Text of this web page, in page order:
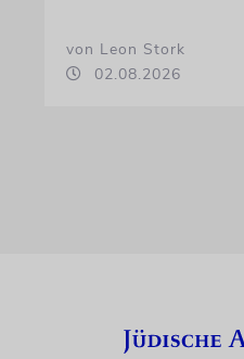
von Leon Stork
02.08.2026